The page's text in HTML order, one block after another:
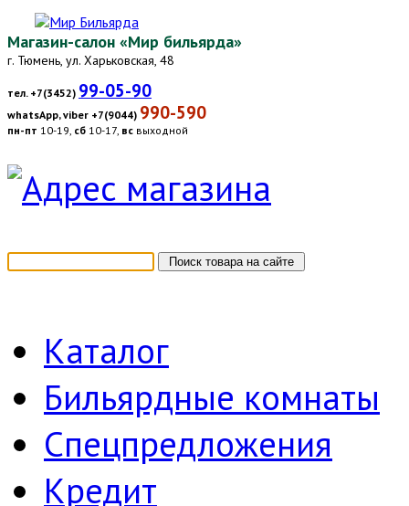
Магазин-салон «Мир бильярда»
г. Тюмень, ул. Харьковская, 48
тел. +7(3452) 99-05-90
whatsApp, viber +7(9044) 990-590
пн-пт 10-19, сб 10-17, вс выходной
Каталог
Бильярдные комнаты
Спецпредложения
Кредит